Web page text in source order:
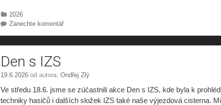
Rubriky
2026
Zanechte komentář
Den s IZS
19.6.2026 od autora: Ondřej Zlý
Ve středu 18.6. jsme se zúčastnili akce Den s IZS, kde byla k
techniky hasičů i dalších složek IZS také naše výjezdová cisterna.